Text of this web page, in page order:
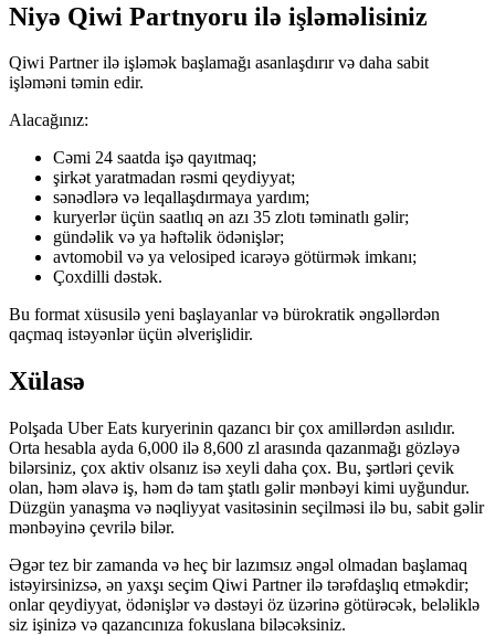
Niyə Qiwi Partnyoru ilə işləməlisiniz
Qiwi Partner ilə işləmək başlamağı asanlaşdırır və daha sabit
işləməni təmin edir.
Alacağınız:
Cəmi 24 saatda işə qayıtmaq;
şirkət yaratmadan rəsmi qeydiyyat;
sənədlərə və leqallaşdırmaya yardım;
kuryerlər üçün saatlıq ən azı 35 zlotı təminatlı gəlir;
gündəlik və ya həftəlik ödənişlər;
avtomobil və ya velosiped icarəyə götürmək imkanı;
Çoxdilli dəstək.
Bu format xüsusilə yeni başlayanlar və bürokratik əngəllərdən
qaçmaq istəyənlər üçün əlverişlidir.
Xülasə
Polşada Uber Eats kuryerinin qazancı bir çox amillərdən asılıdır.
Orta hesabla ayda 6,000 ilə 8,600 zl arasında qazanmağı gözləyə
bilərsiniz, çox aktiv olsanız isə xeyli daha çox. Bu, şərtləri çevik
olan, həm əlavə iş, həm də tam ştatlı gəlir mənbəyi kimi uyğundur.
Düzgün yanaşma və nəqliyyat vasitəsinin seçilməsi ilə bu, sabit gəlir
mənbəyinə çevrilə bilər.
Əgər tez bir zamanda və heç bir lazımsız əngəl olmadan başlamaq
istəyirsinizsə, ən yaxşı seçim Qiwi Partner ilə tərəfdaşlıq etməkdir;
onlar qeydiyyat, ödənişlər və dəstəyi öz üzərinə götürəcək, beləliklə
siz işinizə və qazancınıza fokuslana biləcəksiniz.